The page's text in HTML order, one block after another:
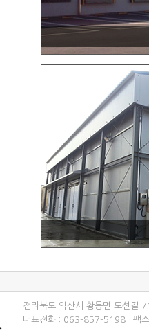
전라북도 익산시 황등면 도선길
대표전화 : 063-857-5198
팩